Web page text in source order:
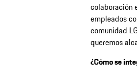
colaboración
empleados
comunidad
queremos
¿Cómo se